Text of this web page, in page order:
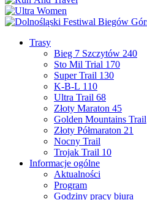
Trasy
Bieg 7 Szczytów 240
Sto Mil Trial 170
Super Trail 130
K-B-L 110
Ultra Trail 68
Złoty Maraton 45
Golden Mountains Trail
Złoty Półmaraton 21
Nocny Trail
Trojak Trail 10
Informacje ogólne
Aktualności
Program
Godziny pracy biura